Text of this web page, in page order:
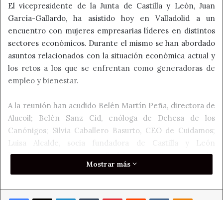
El vicepresidente de la Junta de Castilla y León, Juan
García-Gallardo, ha asistido hoy en Valladolid a un
encuentro con mujeres empresarias líderes en distintos
sectores económicos. Durante el mismo se han abordado
asuntos relacionados con la situación económica actual y
los retos a los que se enfrentan como generadoras de
empleo y bienestar.
A la reunión han acudido Belén Martín Peña, directora de
Alucoil; Belén Sanz Cid, enóloga de Dehesa de los
Canónigos; Silvia Caballero Basurto, CEO de Cuidamos;
Luisa Alcalde, socia fundadora de Castilla y León
Económica; Arantxa Rodríguez, directora del
departamento de Calidad e Innovación de Innoporc; y
de Gestamp.
Mostrar más
Facebook
X LinkedInTumblrPinterestReddit VKontakte